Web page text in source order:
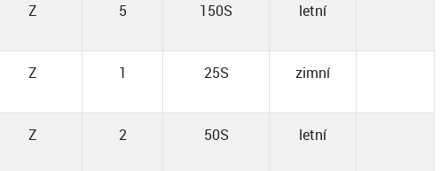
Z 5 150S letní
Z 1 25S zimní
Z 2 50S letní